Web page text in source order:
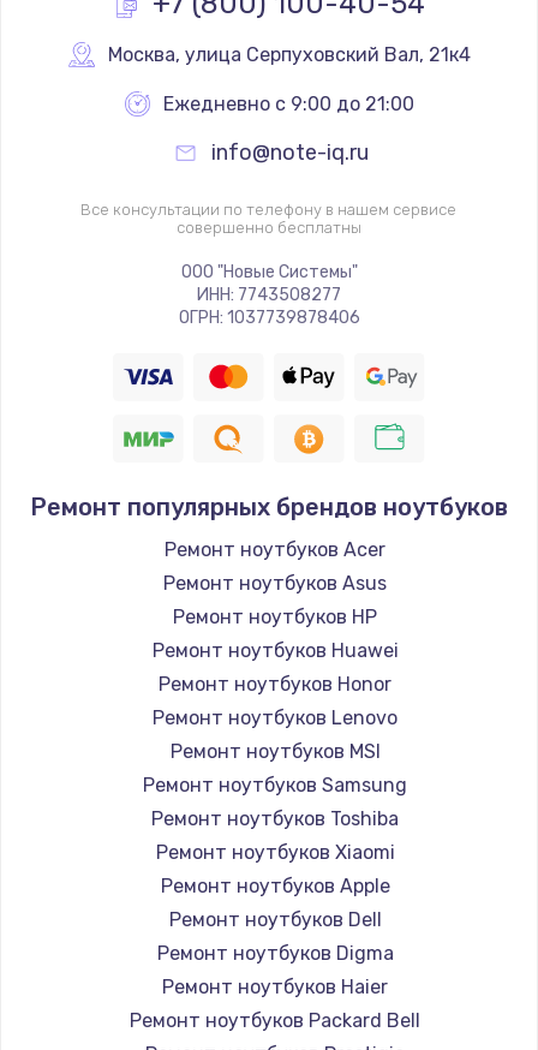
Москва, улица Серпуховский Вал, 21к4
Ежедневно с 9:00 до 21:00
info@note-iq.ru
Все консультации по телефону в нашем сервисе
совершенно бесплатны
ООО "Новые Системы"
ИНН: 7743508277
ОГРН: 1037739878406
Ремонт популярных брендов ноутбуков
Ремонт ноутбуков Acer
Ремонт ноутбуков Asus
Ремонт ноутбуков HP
Ремонт ноутбуков Huawei
Ремонт ноутбуков Honor
Ремонт ноутбуков Lenovo
Ремонт ноутбуков MSI
Ремонт ноутбуков Samsung
Ремонт ноутбуков Toshiba
Ремонт ноутбуков Xiaomi
Ремонт ноутбуков Apple
Ремонт ноутбуков Dell
Ремонт ноутбуков Digma
Ремонт ноутбуков Haier
Ремонт ноутбуков Packard Bell